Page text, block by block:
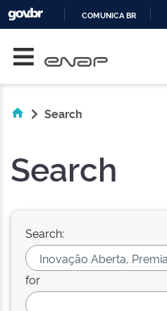
COMUNICA BR
Search
Search
Search:
for